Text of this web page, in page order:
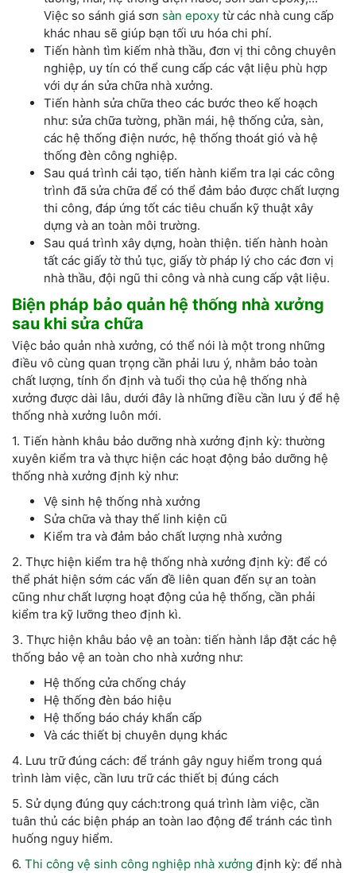
Việc so sánh giá sơn sàn epoxy từ các nhà cung cấp
khác nhau sẽ giúp bạn tối ưu hóa chi phí.
Tiến hành tìm kiếm nhà thầu, đơn vị thi công chuyên
nghiệp, uy tín có thể cung cấp các vật liệu phù hợp
với dự án sửa chữa nhà xưởng.
Tiến hành sửa chữa theo các bước theo kế hoạch
như: sửa chữa tường, phần mái, hệ thống cửa, sàn,
các hệ thống điện nước, hệ thống thoát gió và hệ
thống đèn công nghiệp.
Sau quá trình cải tạo, tiến hành kiểm tra lại các công
trình đã sửa chữa để có thể đảm bảo được chất lượng
thi công, đáp ứng tốt các tiêu chuẩn kỹ thuật xây
dựng và an toàn môi trường.
Sau quá trình xây dựng, hoàn thiện. tiến hành hoàn
tất các giấy tờ thủ tục, giấy tờ pháp lý cho các đơn vị
nhà thầu, đội ngũ thi công và nhà cung cấp vật liệu.
Biện pháp bảo quản hệ thống nhà xưởng
sau khi sửa chữa
Việc bảo quản nhà xưởng, có thể nói là một trong những
điều vô cùng quan trọng cần phải lưu ý, nhằm bảo toàn
chất lượng, tính ổn định và tuổi thọ của hệ thống nhà
xưởng được dài lâu, dưới đây là những điều cần lưu ý để hệ
thống nhà xưởng luôn mới.
1. Tiến hành khâu bảo dưỡng nhà xưởng định kỳ: thường
xuyên kiểm tra và thực hiện các hoạt động bảo dưỡng hệ
thống nhà xưởng định kỳ như:
Vệ sinh hệ thống nhà xưởng
Sửa chữa và thay thế linh kiện cũ
Kiểm tra và đảm bảo chất lượng nhà xưởng
2. Thực hiện kiểm tra hệ thống nhà xưởng định kỳ: để có
thể phát hiện sớm các vấn đề liên quan đến sự an toàn
cũng như chất lượng hoạt động của hệ thống, cần phải
kiểm tra kỹ lưỡng theo định kì.
3. Thực hiện khâu bảo vệ an toàn: tiến hành lắp đặt các hệ
thống bảo vệ an toàn cho nhà xưởng như:
Hệ thống cửa chống cháy
Hệ thống đèn báo hiệu
Hệ thống báo cháy khẩn cấp
Và các thiết bị chuyên dụng khác
4. Lưu trữ đúng cách: để tránh gây nguy hiểm trong quá
trình làm việc, cần lưu trữ các thiết bị đúng cách
5. Sử dụng đúng quy cách:trong quá trình làm việc, cần
tuân thủ các biện pháp an toàn lao động để tránh các tình
huống nguy hiểm.
6. Thi công vệ sinh công nghiệp nhà xưởng định kỳ: để nhà